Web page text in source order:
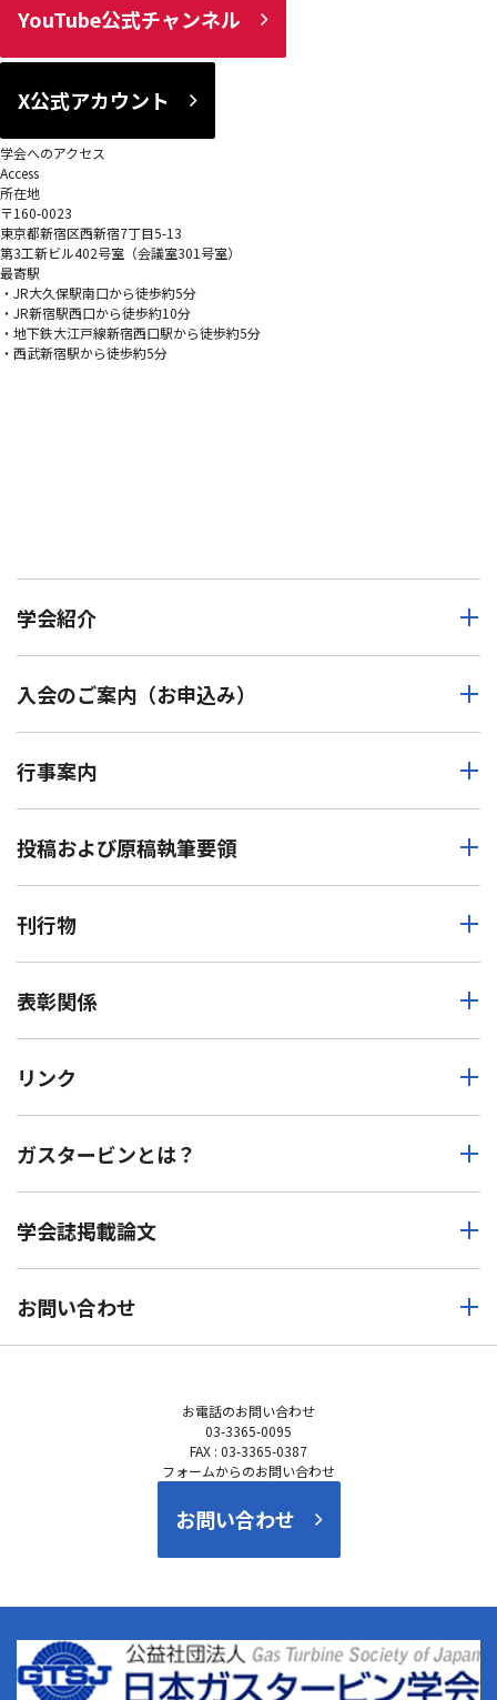
YouTube公式チャンネル
X公式アカウント
学会へのアクセス
Access
所在地
〒160-0023
東京都新宿区西新宿7丁目5-13
第3工新ビル402号室（会議室301号室）
最寄駅
・JR大久保駅南口から徒歩約5分
・JR新宿駅西口から徒歩約10分
・地下鉄大江戸線新宿西口駅から徒歩約5分
・西武新宿駅から徒歩約5分
お電話のお問い合わせ
03-3365-0095
FAX : 03-3365-0387
フォームからのお問い合わせ
お問い合わせ
学会紹介
入会のご案内（お申込み）
行事案内
投稿および原稿執筆要領
刊行物
表彰関係
リンク
ガスタービンとは？
学会誌掲載論文
お問い合わせ